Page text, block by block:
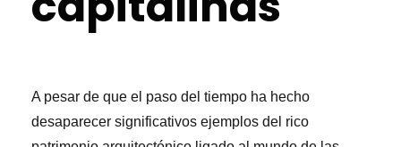
A pesar de que el paso del tiempo ha hecho
desaparecer significativos ejemplos del rico